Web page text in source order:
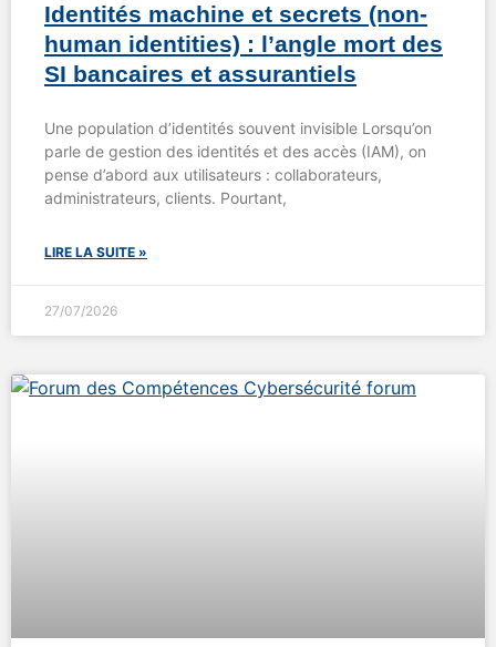
Identités machine et secrets (non-
human identities) : l’angle mort des
SI bancaires et assurantiels
Une population d’identités souvent invisible Lorsqu’on
parle de gestion des identités et des accès (IAM), on
pense d’abord aux utilisateurs : collaborateurs,
administrateurs, clients. Pourtant,
LIRE LA SUITE »
27/07/2026